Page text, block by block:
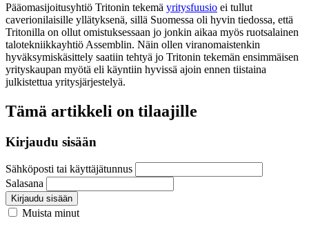
Pääomasijoitusyhtiö Tritonin tekemä yritysfuusio ei tullut
caverionilaisille yllätyksenä, sillä Suomessa oli hyvin tiedossa, että
Tritonilla on ollut omistuksessaan jo jonkin aikaa myös ruotsalainen
talotekniikkayhtiö Assemblin. Näin ollen viranomaistenkin
hyväksymiskäsittely saatiin tehtyä jo Tritonin tekemän ensimmäisen
yrityskaupan myötä eli käyntiin hyvissä ajoin ennen tiistaina
julkistettua yritysjärjestelyä.
Tämä artikkeli on tilaajille
Kirjaudu sisään
Sähköposti tai käyttäjätunnus
Salasana
Kirjaudu sisään
Muista minut